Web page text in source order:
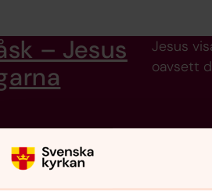
– Jesus
Jesus
oavsett